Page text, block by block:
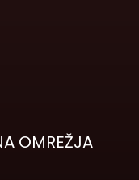
OMREŽJA